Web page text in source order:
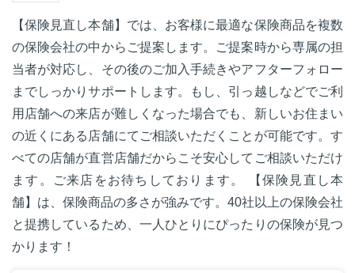
【保険見直し本舗】では、お客様に最適な保険商品を複数
の保険会社の中からご提案します。ご提案時から専属の担
当者が対応し、その後のご加入手続きやアフターフォロー
までしっかりサポートします。もし、引っ越しなどでご利
用店舗への来店が難しくなった場合でも、新しいお住まい
の近くにある店舗にてご相談いただくことが可能です。す
べての店舗が直営店舗だからこそ安心してご相談いただけ
ます。ご来店をお待ちしております。 【保険見直し本
舗】は、保険商品の多さが強みです。40社以上の保険会社
と提携しているため、一人ひとりにぴったりの保険が見つ
かります！